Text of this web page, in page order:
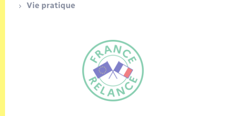
Vie pratique